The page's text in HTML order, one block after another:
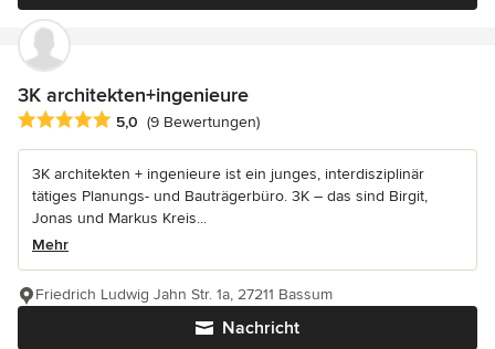
3K architekten+ingenieure
Durchschnittliche Bewertung: 5 von 5 Sternen
5,0 (9 Bewertungen)
3K architekten + ingenieure ist ein junges, interdisziplinär
tätiges Planungs- und Bauträgerbüro. 3K – das sind Birgit,
Jonas und Markus Kreis...
Mehr
Nachricht
Friedrich Ludwig Jahn Str. 1a, 27211 Bassum